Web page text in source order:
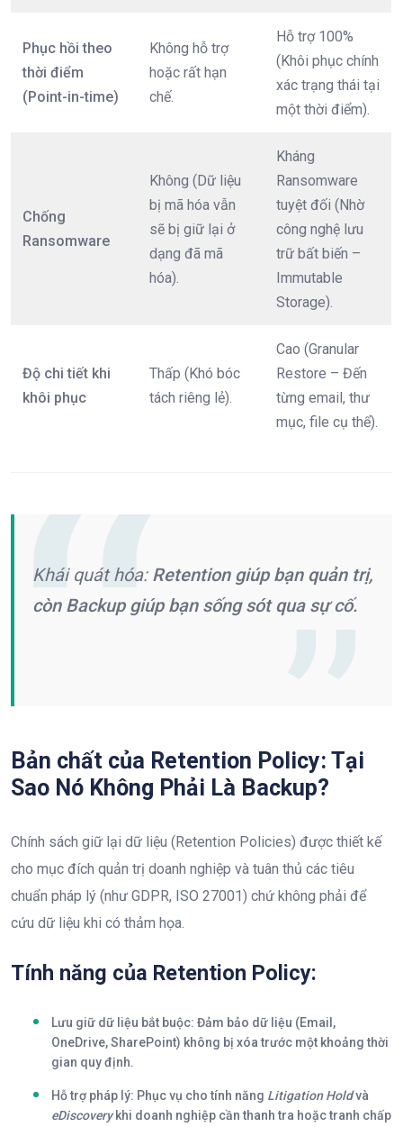
Phục hồi theo
thời điểm
(Point-in-time)
Không hỗ trợ
hoặc rất hạn
chế.
Hỗ trợ 100%
(Khôi phục chính
xác trạng thái tại
một thời điểm).
Chống
Ransomware
Không (Dữ liệu
bị mã hóa vẫn
sẽ bị giữ lại ở
dạng đã mã
hóa).
Kháng
Ransomware
tuyệt đối (Nhờ
công nghệ lưu
trữ bất biến –
Immutable
Storage).
Độ chi tiết khi
khôi phục
Thấp (Khó bóc
tách riêng lẻ).
Cao (Granular
Restore – Đến
từng email, thư
mục, file cụ thể).
Khái quát hóa: Retention giúp bạn quản trị,
còn Backup giúp bạn sống sót qua sự cố.
Bản chất của Retention Policy: Tại
Sao Nó Không Phải Là Backup?
Chính sách giữ lại dữ liệu (Retention Policies) được thiết kế
cho mục đích quản trị doanh nghiệp và tuân thủ các tiêu
chuẩn pháp lý (như GDPR, ISO 27001) chứ không phải để
cứu dữ liệu khi có thảm họa.
Tính năng của Retention Policy:
Lưu giữ dữ liệu bắt buộc: Đảm bảo dữ liệu (Email,
OneDrive, SharePoint) không bị xóa trước một khoảng thời
gian quy định.
Hỗ trợ pháp lý: Phục vụ cho tính năng Litigation Holdvà
eDiscoverykhi doanh nghiệp cần thanh tra hoặc tranh chấp